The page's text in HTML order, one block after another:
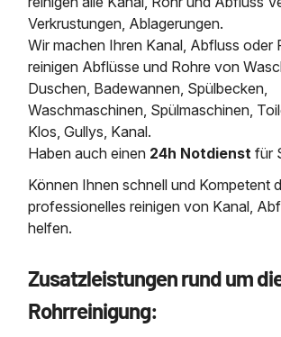
Verkrustungen, Ablagerungen.
Wir machen Ihren Kanal, Abfluss oder
reinigen Abflüsse und Rohre von
Duschen, Badewannen, Spülbecken,
Waschmaschinen, Spülmaschinen,
Klos, Gullys, Kanal.
Haben auch einen 24h Notdienst für
Können Ihnen schnell und Kompetent
professionelles reinigen von Kanal,
helfen.
Zusatzleistungen rund um
Rohrreinigung: